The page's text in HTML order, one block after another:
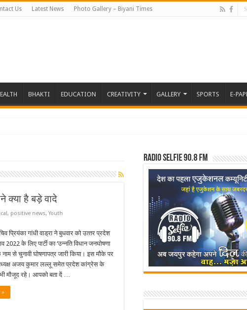
Us Latest News Photo Gallery – Biyani Times
BHAKTI EDUCATION CREATIVITY GALLERY SPORTS E-
क्या है बड़े वादे
, positive news,Youth
प्रियंका गांधी वाड्रा ने बुधवार को उत्‍तर प्रदेश
2022 के लिए पार्टी का ‘उन्‍नति विधान जनघोषणा
से चुनावी घोषणापत्र जारी किया। इस मौके पर
अजय कुमार लल्लू समेत प्रदेश कांग्रेस के
मौजूद रहे। आपको बता दें …
»
Radio Selfie 90.8 FM